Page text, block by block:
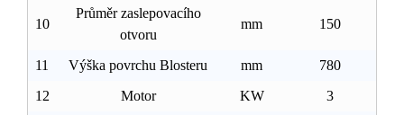
10
Průměr zaslepovacího
otvoru
mm 150
11 Výška povrchu Blosteru mm
780
12
Motor KW
3